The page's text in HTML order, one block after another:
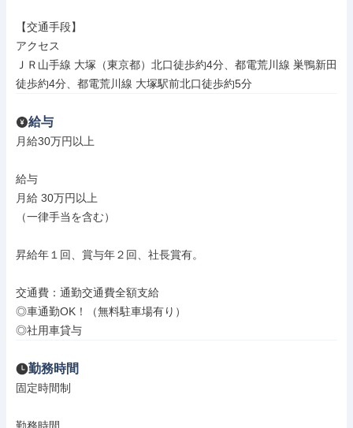
【交通手段】
アクセス
ＪＲ山手線 大塚（東京都）北口徒歩約4分、都電荒川線 巣鴨新田
徒歩約4分、都電荒川線 大塚駅前北口徒歩約5分
給与
月給30万円以上
給与
月給 30万円以上
（一律手当を含む）
昇給年１回、賞与年２回、社長賞有。
交通費：通勤交通費全額支給
◎車通勤OK！（無料駐車場有り）
◎社用車貸与
勤務時間
固定時間制